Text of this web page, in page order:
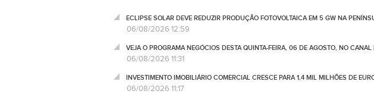
ECLIPSE SOLAR DEVE REDUZIR PRODUÇÃO FOTOVOLTAICA EM 5 GW NA
06/08/2026 12:59
VEJA O PROGRAMA NEGÓCIOS DESTA QUINTA-FEIRA, 06 DE AGOSTO, NO CANAL
06/08/2026 11:31
INVESTIMENTO IMOBILIÁRIO COMERCIAL CRESCE PARA 1,4 MIL MILHÕES DE
06/08/2026 11:17